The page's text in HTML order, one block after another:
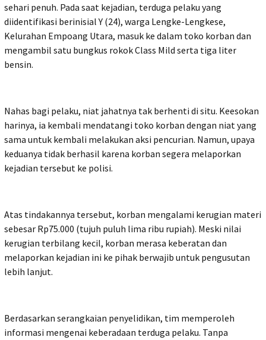
sehari penuh. Pada saat kejadian, terduga pelaku yang
diidentifikasi berinisial Y (24), warga Lengke-Lengkese,
Kelurahan Empoang Utara, masuk ke dalam toko korban dan
mengambil satu bungkus rokok Class Mild serta tiga liter
bensin.
Nahas bagi pelaku, niat jahatnya tak berhenti di situ. Keesokan
harinya, ia kembali mendatangi toko korban dengan niat yang
sama untuk kembali melakukan aksi pencurian. Namun, upaya
keduanya tidak berhasil karena korban segera melaporkan
kejadian tersebut ke polisi.
Atas tindakannya tersebut, korban mengalami kerugian materi
sebesar Rp75.000 (tujuh puluh lima ribu rupiah). Meski nilai
kerugian terbilang kecil, korban merasa keberatan dan
melaporkan kejadian ini ke pihak berwajib untuk pengusutan
lebih lanjut.
Berdasarkan serangkaian penyelidikan, tim memperoleh
informasi mengenai keberadaan terduga pelaku. Tanpa